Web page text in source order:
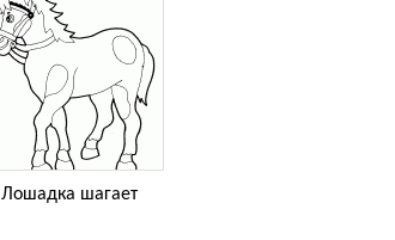
Лошадка шагает